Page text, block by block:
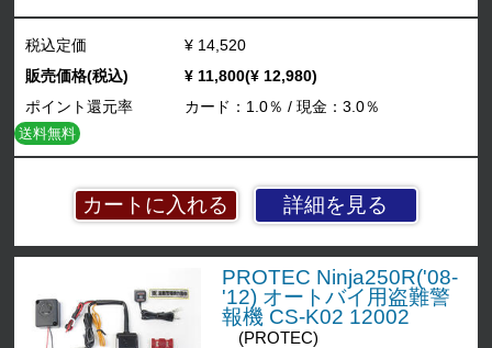
詳細を見る
税込定価
¥ 14,520
販売価格(税込)
¥ 11,800(¥ 12,980)
ポイント還元率
カード：1.0％ / 現金：3.0％
送料無料
PROTEC Ninja250R('08-
'12) オートバイ用盗難警
報機 CS-K02 12002
(PROTEC)